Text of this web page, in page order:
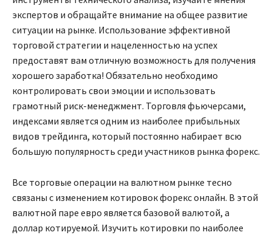
экспертов и обращайте внимание на общее развитие
ситуации на рынке. Использование эффективной
торговой стратегии и нацеленностью на успех
предоставят вам отличную возможность для получения
хорошего заработка! Обязательно необходимо
контролировать свои эмоции и использовать
грамотный риск-менеджмент. Торговля фьючерсами,
индексами является одним из наиболее прибыльных
видов трейдинга, который постоянно набирает всю
большую популярность среди участников рынка форекс.
Все торговые операции на валютном рынке тесно
связаны с изменением котировок форекс онлайн. В этой
валютной паре евро является базовой валютой, а
доллар котируемой. Изучить котировки по наиболее